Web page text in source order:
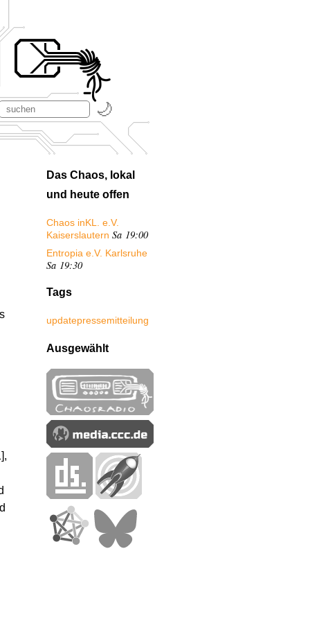
Das Chaos, lokal
und heute offen
Chaos inKL. e.V.
Kaiserslautern Sa 19:00
Entropia e.V. Karlsruhe
Sa 19:30
Tags
updatepressemitteilung
Ausgewählt